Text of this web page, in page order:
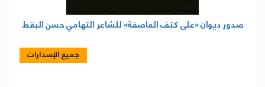
صدور ديوان «على كتف العاصفة» للشاعر التهامي حسن البقط
جميع الإصدارات